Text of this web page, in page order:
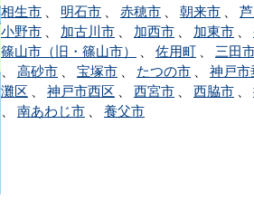
相生市 明石市 赤穂市 朝来市
小野市
加古川市 加西市 加東市
篠山市（旧・篠山市）
佐用町 三田
高砂市 宝塚市 たつの市 神戸市
灘区
神戸市西区 西宮市 西脇市
南あわじ市 養父市